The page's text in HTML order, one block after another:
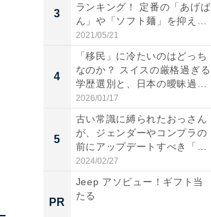
3
ランキング！ 定番の「あげぱ
ん」や「ソフト麺」を抑え
た...
2021/05/21
4
「移民」に冷たいのはどっち
なのか？ スイスの厳格過ぎる
学歴選別と、日本の曖昧過
ぎ...
2026/01/17
5
古い常識に縛られたおっさん
が、ジェンダーやコンプラの
前にアップデートすべき「昭
和...
2024/02/27
PR
Jeep アソビュー！ギフト当
たる